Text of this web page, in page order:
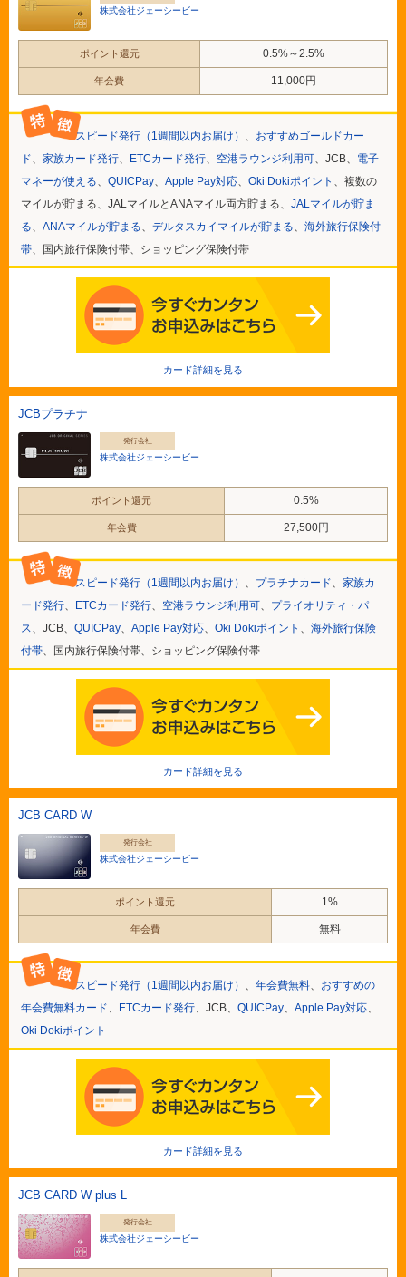
株式会社ジェーシービー
ポイント還元 0.5%～2.5%
年会費 11,000円
スピード発行（1週間以内お届け） 、 おすすめゴールドカー
ド、 家族カード発行、 ETCカード発行、 空港ラウンジ利用可、JCB、 電子
マネーが使える、 QUICPay、 Apple Pay対応、 Oki Dokiポイント 、複数の
マイルが貯まる、JALマイルとANAマイル両方貯まる、 JALマイルが貯ま
る、 ANAマイルが貯まる、 デルタスカイマイルが貯まる、 海外旅行保険付
帯、国内旅行保険付帯、ショッピング保険付帯
カード詳細を見る
JCBプラチナ
発行会社
株式会社ジェーシービー
ポイント還元 0.5%
年会費 27,500円
スピード発行（1週間以内お届け） 、 プラチナカード、 家族カ
ード発行、 ETCカード発行、 空港ラウンジ利用可、 プライオリティ・パ
ス、JCB、 QUICPay、 Apple Pay対応、 Oki Dokiポイント 、 海外旅行保険
付帯、国内旅行保険付帯、ショッピング保険付帯
カード詳細を見る
JCB CARD W
発行会社
株式会社ジェーシービー
ポイント還元 1%
年会費 無料
スピード発行（1週間以内お届け） 、 年会費無料、 おすすめの
年会費無料カード、 ETCカード発行、JCB、 QUICPay、 Apple Pay対応、
Oki Dokiポイント
カード詳細を見る
JCB CARD W plus L
発行会社
株式会社ジェーシービー